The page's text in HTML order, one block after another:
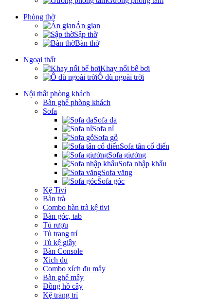
Phòng thờ
Án gian
Sập thờ
Bàn thờ
Ngoại thất
Khay nổi bể bơi
Ô dù ngoài trời
Nội thất phòng khách
Bàn ghế phòng khách
Sofa
Sofa da
Sofa nỉ
Sofa gỗ
Sofa tân cổ điển
Sofa giường
Sofa nhập khẩu
Sofa văng
Sofa góc
Kệ Tivi
Bàn trà
Combo bàn trà kệ tivi
Bàn góc, tab
Tủ rượu
Tủ trang trí
Tủ kệ giầy
Bàn Console
Xích đu
Combo xích đu mây
Bàn ghế mây
Đồng hồ cây
Kệ trang trí